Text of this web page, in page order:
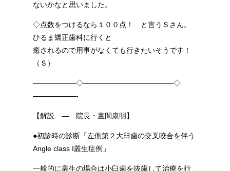
ないかなと思いました。
◇点数をつけるなら１００点！ と言うＳさん。
ひるま矯正歯科に行くと
癒されるので用事がなくても行きたいそうです！
（Ｓ）
——————◇————————————–◇
——————-
【解説 — 院長・晝間康明】
●初診時の診断「左側第２大臼歯の交叉咬合を伴う
Angle class I叢生症例」
一般的に叢生の場合は小臼歯を抜歯して治療を行